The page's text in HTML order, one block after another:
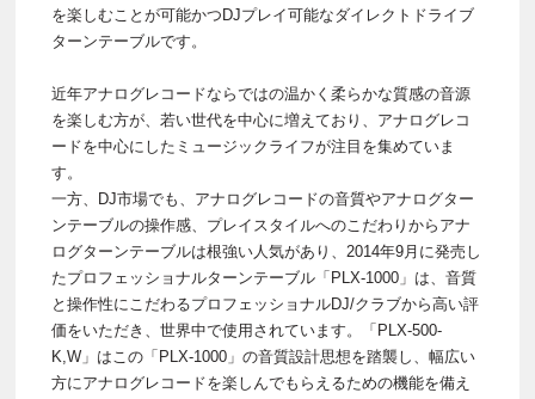
を楽しむことが可能かつDJプレイ可能なダイレクトドライブ
ターンテーブルです。
近年アナログレコードならではの温かく柔らかな質感の音源
を楽しむ方が、若い世代を中心に増えており、アナログレコ
ードを中心にしたミュージックライフが注目を集めていま
す。
一方、DJ市場でも、アナログレコードの音質やアナログター
ンテーブルの操作感、プレイスタイルへのこだわりからアナ
ログターンテーブルは根強い人気があり、2014年9月に発売し
たプロフェッショナルターンテーブル「PLX-1000」は、音質
と操作性にこだわるプロフェッショナルDJ/クラブから高い評
価をいただき、世界中で使用されています。「PLX-500-
K,W」はこの「PLX-1000」の音質設計思想を踏襲し、幅広い
方にアナログレコードを楽しんでもらえるための機能を備え